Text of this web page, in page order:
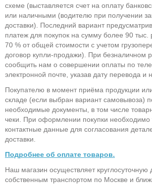
схеме (выставляется счет на оплату
или наличными (водителю при получении
доставки). Последний вариант
платеж для покупок на сумму более 90
70 % от общей стоимости с учетом
договор купли-продажи). При безналичном
сообщить нам о совершении оплаты по
электронной почте, указав дату перевода и
Покупателю в момент приёма продукции
складе (если выбран вариант самовывоза)
необходимые документы, в том числе
чеки. При оформлении покупки необходимо
контактные данные для согласования
доставки.
Подробнее об оплате товаров.
Наш магазин осуществляет круглосуточную
собственным транспортом по Москве и